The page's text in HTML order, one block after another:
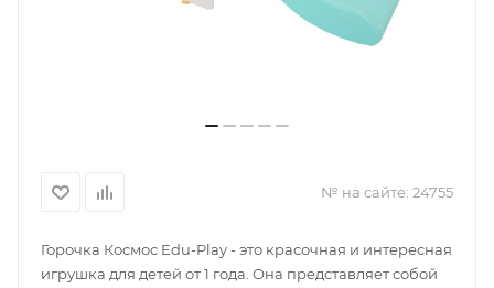
№ на сайте: 24755
Горочка Космос Edu-Play - это красочная и интересная
игрушка для детей от 1 года. Она представляет собой